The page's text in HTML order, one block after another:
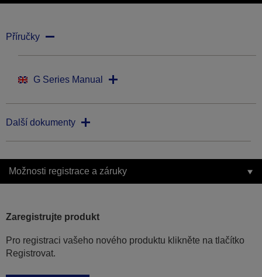
Příručky
G Series Manual
Další dokumenty
Možnosti registrace a záruky
Zaregistrujte produkt
Pro registraci vašeho nového produktu klikněte na tlačítko
Registrovat.